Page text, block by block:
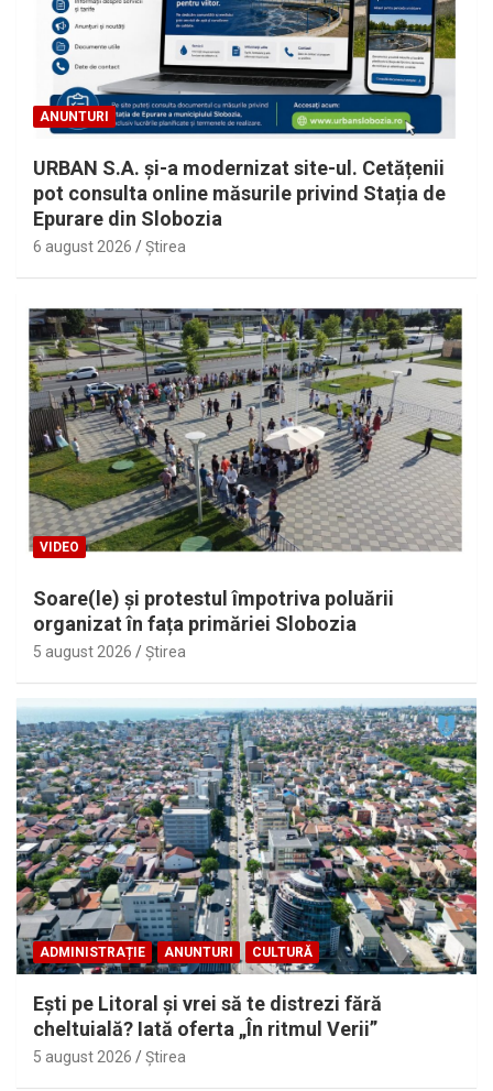
ANUNTURI
URBAN S.A. și-a modernizat site-ul. Cetățenii
pot consulta online măsurile privind Stația de
Epurare din Slobozia
6 august 2026 Ştirea
VIDEO
Soare(le) și protestul împotriva poluării
organizat în fața primăriei Slobozia
5 august 2026 Ştirea
ADMINISTRAȚIE ANUNTURI CULTURĂ
Eşti pe Litoral şi vrei să te distrezi fără
cheltuială? Iată oferta „În ritmul Verii”
5 august 2026 Ştirea